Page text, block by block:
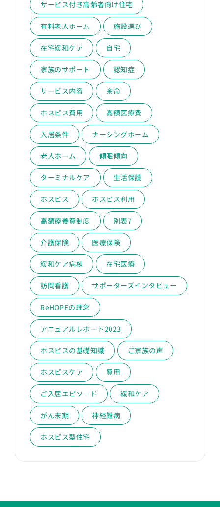
サービス付き高齢者向け住宅
有料老人ホーム 施設選び
在宅緩和ケア 自宅
家族のサポート 認知症
サービス内容 余命
ホスピス費用 高額医療費
入居条件 ナーシングホーム
老人ホーム 傾眠傾向
ターミナルケア 生活保護
ホスピス ホスピス利用
高額療養費制度 別表7
介護保険 医療保険
緩和ケア病棟 在宅医療
訪問看護 サポーターズインタビュー
ReHOPEの理念
アニュアルレポート2023
ホスピスの基礎知識 ご家族の声
ホスピスケア 費用
ご入居エピソード 緩和ケア
がん末期 神経難病
ホスピス型住宅